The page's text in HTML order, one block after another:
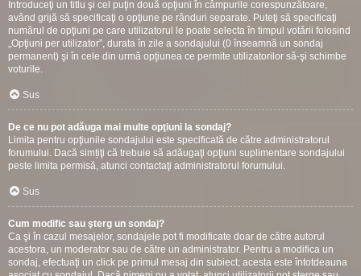
Introduceţi un titlu şi cel puţin două opţiuni în câmpurile corespunzătoare,
având grijă să specificaţi o opţiune pe rânduri separate. Puteţi să specificaţi
numărul de opţiuni pe care utilizatorul le poate selecta în timpul votării folosind
„Opţiuni per utilizator”, durata în zile a sondajului (0 înseamnă un sondaj
permanent) şi în cele din urmă opţiunea ce permite utilizatorilor să-şi schimbe
voturile.
Sus
De ce nu pot adăuga mai multe opţiuni la sondaj?
Limita pentru opţiunile sondajului este specificată de către administratorul
forumului. Dacă simțiţi că trebuie să adăugaţi opţiuni suplimentare sondajului
peste limita permisă, atunci contactaţi administratorul forumului.
Sus
Cum modific sau şterg un sondaj?
Ca şi în cazul mesajelor, sondajele pot fi modificate doar de către autorul
acestora, un moderator sau de către un administrator. Pentru a modifica un
sondaj, efectuaţi un click pe primul mesaj din subiect; acesta este întotdeauna